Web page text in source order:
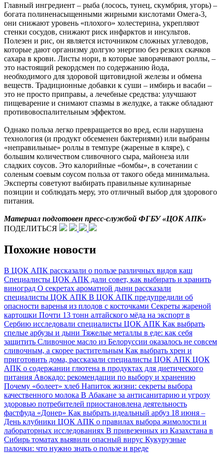
Главный ингредиент – рыба (лосось, тунец, скумбрия, угорь) –
богата полиненасыщенными жирными кислотами Омега-3,
они снижают уровень «плохого» холестерина, укрепляют
стенки сосудов, снижают риск инфарктов и инсультов.
Полезен и рис, он является источником сложных углеводов,
которые дают организму долгую энергию без резких скачков
сахара в крови. Листы нори, в которые заворачивают роллы, –
это настоящий рекордсмен по содержанию йода,
необходимого для здоровой щитовидной железы и обмена
веществ. Традиционные добавки к суши – имбирь и васаби –
это не просто приправы, а лечебные средства: улучшают
пищеварение и снимают спазмы в желудке, а также обладают
противовоспалительным эффектом.
Однако польза легко превращается во вред, если нарушена
технология (и продукт обсеменен бактериями) или выбраны
«неправильные» роллы в темпуре (жареные в кляре), с
большим количеством сливочного сыра, майонеза или
сладких соусов. Это калорийные «бомбы», в сочетании с
соленым соевым соусом польза от такого обеда минимальна.
Эксперты советуют выбирать правильные кулинарные
позиции и соблюдать меру, это отличный выбор для здорового
питания.
Материал подготовен пресс-службой ФГБУ «ЦОК АПК»
ПОДЕЛИТЬСЯ
Похожие новости
В ЦОК АПК рассказали о пользе различных видов каш
Специалисты ЦОК АПК дали совет, как выбирать и хранить
виноград О секретах ароматной дыни рассказали
специалисты ЦОК АПК В ЦОК АПК предупредили об
опасности варенья из плодов с косточками Секреты жареной
картошки Почти 13 тонн алтайского мёда на экспорт в
Сербию исследовали специалисты ЦОК АПК Как выбрать
спелые арбузы и дыни Тяжелые металлы в еде: как себя
защитить Сливочное масло из Белоруссии оказалось не совсем
сливочным, а скорее растительным Как выбрать хрен и
приготовить дома, рассказали специалисты ЦОК АПК ЦОК
АПК о содержании глютена в продуктах для диетического
питания Авокадо: рекомендации по выбору и хранению
Почему «болеет» хлеб Напиток жизни: секреты выбора
качественного молока В Абакане за антисанитарию и угрозу
здоровью потребителей приостановлена деятельность
фастфуда «Донер» Как выбрать идеальный арбуз 18 июня –
День клубники ЦОК АПК о правилах выбора жимолости и
лабораторных исследованиях В привезенных из Казахстана в
Сибирь томатах выявили опасный вирус Кукурузные
палочки: что нужно знать о пользе и вреде